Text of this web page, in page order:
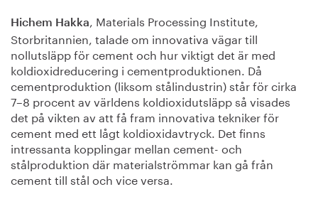
Hichem Hakka, Materials Processing Institute,
Storbritannien, talade om innovativa vägar till
nollutsläpp för cement och hur viktigt det är med
koldioxidreducering i cementproduktionen. Då
cementproduktion (liksom stålindustrin) står för cirka
7–8 procent av världens koldioxidutsläpp så visades
det på vikten av att få fram innovativa tekniker för
cement med ett lågt koldioxidavtryck. Det finns
intressanta kopplingar mellan cement- och
stålproduktion där materialströmmar kan gå från
cement till stål och vice versa.